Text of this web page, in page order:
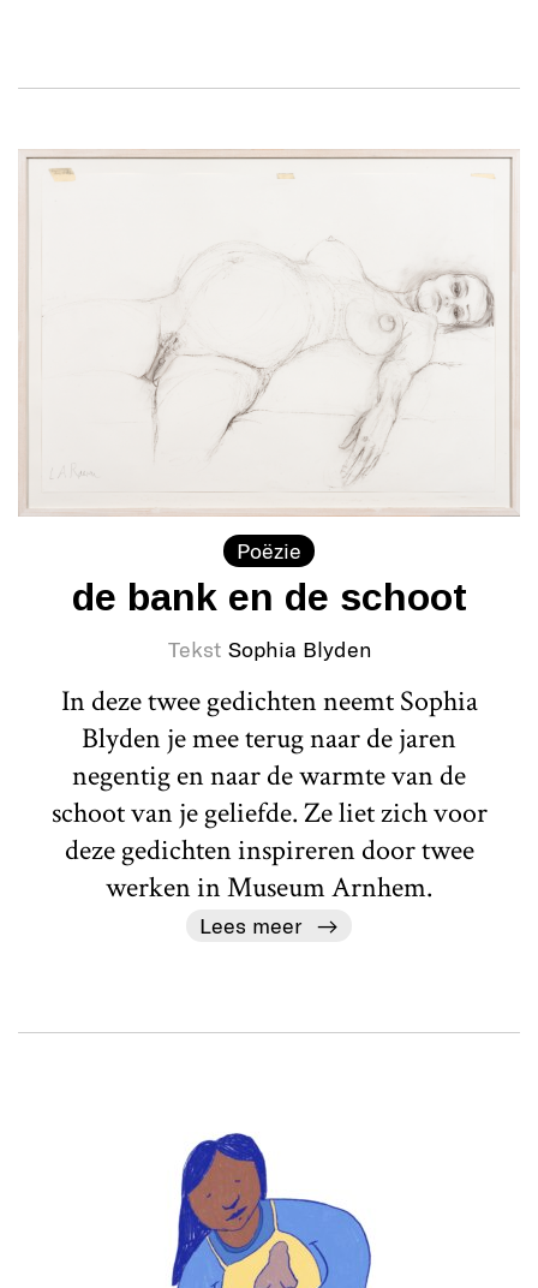
Poëzie
de bank en de schoot
Tekst Sophia Blyden
In deze twee gedichten neemt Sophia
Blyden je mee terug naar de jaren
negentig en naar de warmte van de
schoot van je geliefde. Ze liet zich voor
deze gedichten inspireren door twee
werken in Museum Arnhem.
Lees meer